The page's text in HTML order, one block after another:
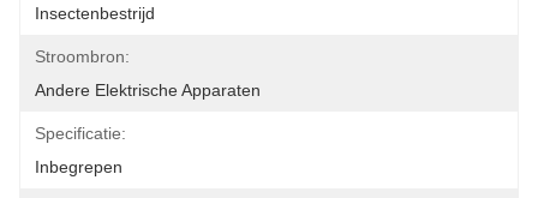
Insectenbestrijd
Stroombron:
Andere Elektrische Apparaten
Specificatie:
Inbegrepen